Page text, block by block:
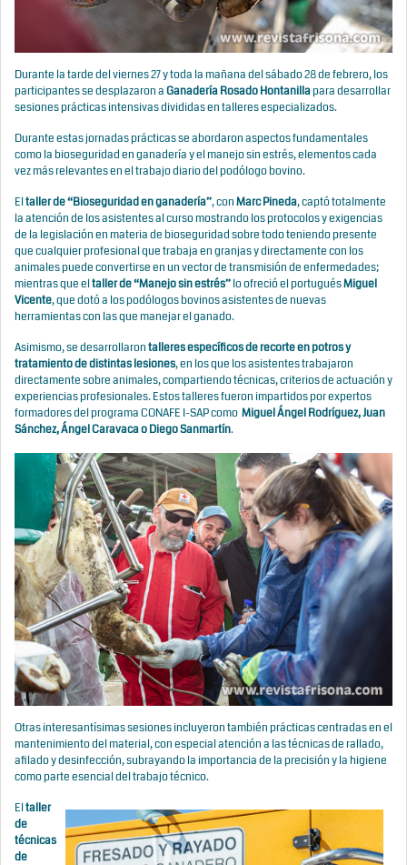
Durante la tarde del viernes 27 y toda la mañana del sábado 28 de febrero, los
participantes se desplazaron aGanadería Rosado Hontanillapara desarrollar
sesiones prácticas intensivas divididas en talleres especializados.
Durante estas jornadas prácticas se abordaron aspectos fundamentales
como la bioseguridad en ganadería y el manejo sin estrés, elementos cada
vez más relevantes en el trabajo diario del podólogo bovino.
Eltaller de“Bioseguridad en ganadería”, conMarc Pineda, captó totalmente
la atención de los asistentes al curso mostrando los protocolos y exigencias
de la legislación en materia de bioseguridad sobre todo teniendo presente
que cualquier profesional que trabaja en granjas y directamente con los
animales puede convertirse en un vector de transmisión de enfermedades;
mientras que eltaller de “Manejo sin estrés”lo ofreció el portuguésMiguel
Vicente, que dotó a los podólogos bovinos asistentes de nuevas
herramientas con las que manejar el ganado.
Asimismo, se desarrollarontalleres específicos de recorte en potros y
tratamiento de distintas lesiones, en los que los asistentes trabajaron
directamente sobre animales, compartiendo técnicas, criterios de actuación y
experiencias profesionales. Estos talleres fueron impartidos por expertos
formadores del programa CONAFE I-SAP como Miguel Ángel Rodríguez, Juan
Sánchez, Ángel Caravaca o Diego Sanmartín.
Otras interesantísimas sesiones incluyeron también prácticas centradas en el
mantenimiento del material, con especial atención a las técnicas de rallado,
afilado y desinfección, subrayando la importancia de la precisión y la higiene
como parte esencial del trabajo técnico.
Eltaller
de
técnicas
de